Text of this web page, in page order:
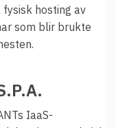
hosting av
som blir brukte
IaaS-